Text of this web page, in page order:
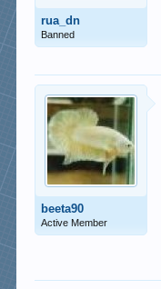
rua_dn
Banned
beeta90
Active Member